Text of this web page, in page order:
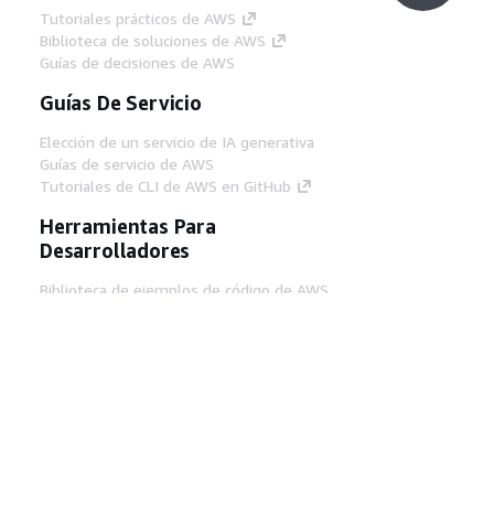
Tutoriales prácticos de AWS
Biblioteca de soluciones de AWS
Guías de decisiones de AWS
Guías De Servicio
Elección de un servicio de IA generativa
Guías de servicio de AWS
Tutoriales de CLI de AWS en GitHub
Herramientas Para
Desarrolladores
Biblioteca de ejemplos de código de AWS